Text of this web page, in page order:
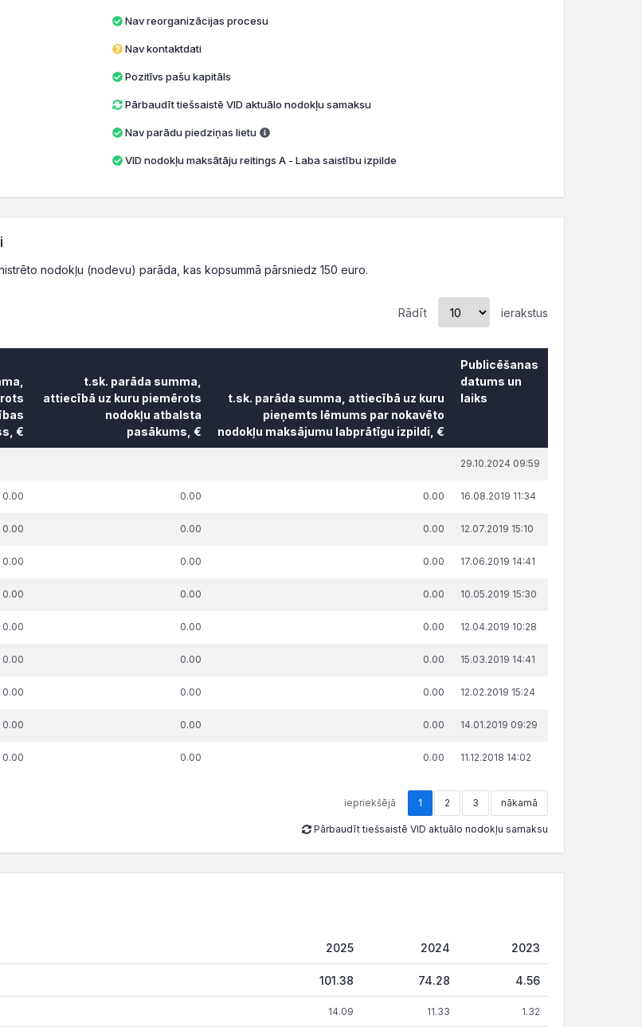
Nav reorganizācijas procesu
Nav kontaktdati
Pozitīvs pašu kapitāls
Pārbaudīt tiešsaistē VID aktuālo nodokļu samaksu
Nav parādu piedziņas lietu
VID nodokļu maksātāju reitings A - Laba saistību izpilde
nodokļu (nodevu) parāda, kas kopsummā pārsniedz 150 euro.
Rādīt ierakstus
€
t.sk. parāda summa,
attiecībā uz kuru piemērots
nodokļu atbalsta
pasākums, €
t.sk. parāda summa, attiecībā uz kuru
pieņemts lēmums par nokavēto
nodokļu maksājumu labprātīgu izpildi, €
Publicēšanas
datums un
laiks
nodokļu atbalsta
nodokļu maksājumu labprātīgu izpildi, €
laiks
29.10.2024 09:59
0.00 0.00 0.00 16.08.2019 11:34
0.00 0.00 0.00 12.07.2019 15:10
0.00 0.00 0.00 17.06.2019 14:41
0.00 0.00 0.00 10.05.2019 15:30
0.00 0.00 0.00 12.04.2019 10:28
0.00 0.00 0.00 15.03.2019 14:41
0.00 0.00 0.00 12.02.2019 15:24
0.00 0.00 0.00 14.01.2019 09:29
0.00 0.00 0.00 11.12.2018 14:02
iepriekšējā 1 2 3 nākamā
Pārbaudīt tiešsaistē VID aktuālo nodokļu samaksu
2025 2024 2023
101.38 74.28 4.56
14.09 11.33 1.32